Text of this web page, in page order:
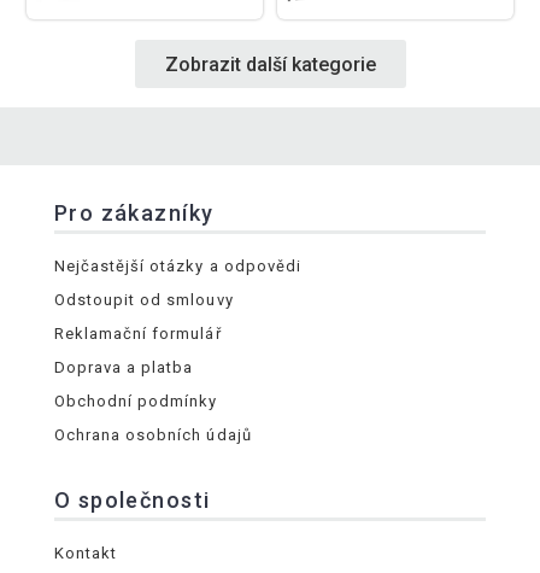
Zobrazit další kategorie
Pro zákazníky
Nejčastější otázky a odpovědi
Odstoupit od smlouvy
Reklamační formulář
Doprava a platba
Obchodní podmínky
Ochrana osobních údajů
O společnosti
Kontakt